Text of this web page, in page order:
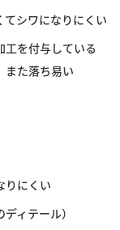
シワになりにくい
を付与している
また落ち易い
りにくい
ィテール）